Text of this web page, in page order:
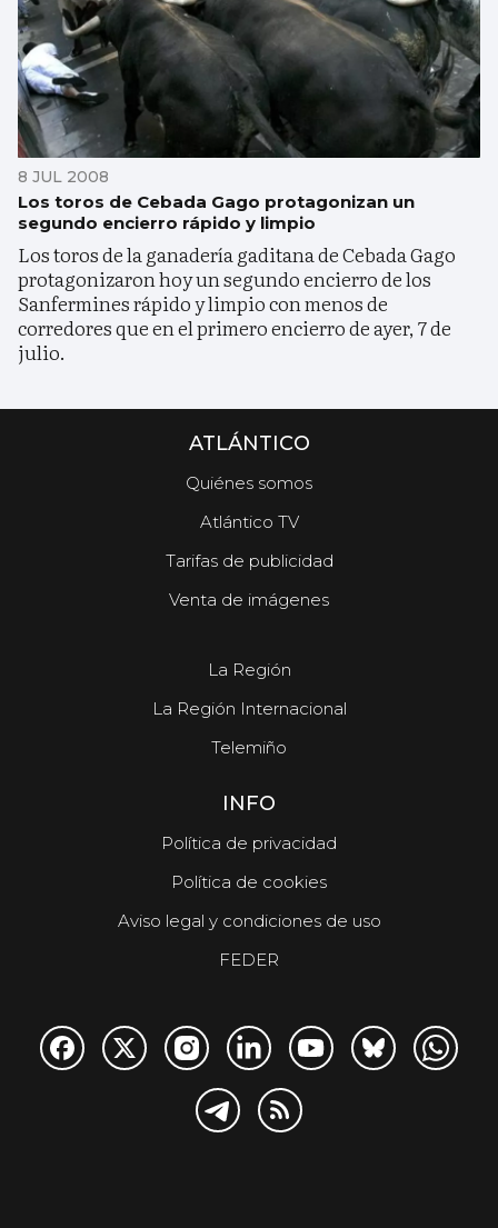
8 JUL 2008
Los toros de Cebada Gago protagonizan un
segundo encierro rápido y limpio
Los toros de la ganadería gaditana de Cebada Gago
protagonizaron hoy un segundo encierro de los
Sanfermines rápido y limpio con menos de
corredores que en el primero encierro de ayer, 7 de
julio.
ATLÁNTICO
Quiénes somos
Atlántico TV
Tarifas de publicidad
Venta de imágenes
La Región
La Región Internacional
Telemiño
INFO
Política de privacidad
Política de cookies
Aviso legal y condiciones de uso
FEDER